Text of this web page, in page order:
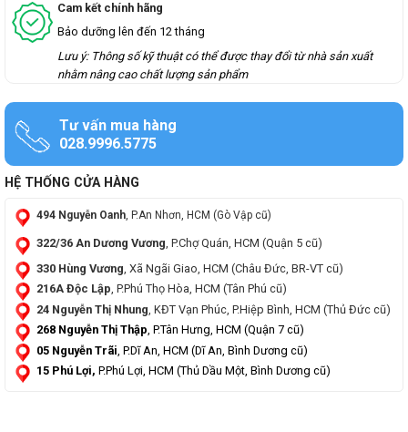
Cam kết chính hãng
Bảo dưỡng lên đến 12 tháng
Lưu ý: Thông số kỹ thuật có thể được thay đổi từ nhà sản xuất
nhằm nâng cao chất lượng sản phẩm
Tư vấn mua hàng
028.9996.5775
HỆ THỐNG CỬA HÀNG
494 Nguyễn Oanh, P.An Nhơn, HCM (Gò Vập cũ)
322/36 An Dương Vương, P.Chợ Quán, HCM (Quận 5 cũ)
330 Hùng Vương , Xã Ngãi Giao, HCM (Châu Đức, BR-VT cũ)
216A Độc Lập, P.Phú Thọ Hòa, HCM (Tân Phú cũ)
24 Nguyễn Thị Nhung , KĐT Vạn Phúc, P.Hiệp Bình, HCM (Thủ Đức cũ)
268 Nguyễn Thị Thập, P.Tân Hưng, HCM (Quận 7 cũ)
05 Nguyễn Trãi , P.Dĩ An, HCM (Dĩ An, Bình Dương cũ)
15 Phú Lợi, P.Phú Lợi, HCM (Thủ Dầu Một, Bình Dương cũ)